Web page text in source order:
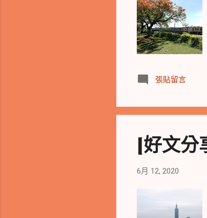
張貼留言
[好文分
6月 12, 2020